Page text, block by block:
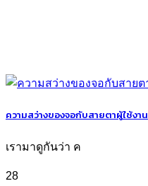
ความสว่างของจอกับสายตาผู้ใช้งาน
เรามาดูกันว่า ค
28